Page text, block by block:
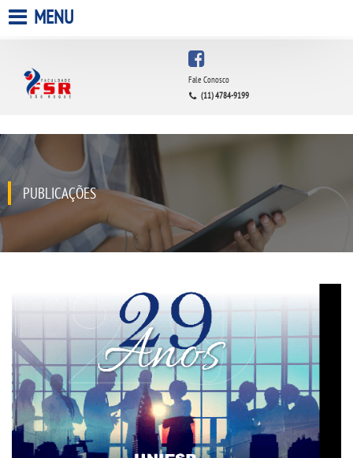
A FACULDADE
QUEM SOMOS
INFRAESTRUTURA
PROUNI
CURSOS
MENU
Fale Conosco
(11) 4784-9199
PUBLICAÇÕES